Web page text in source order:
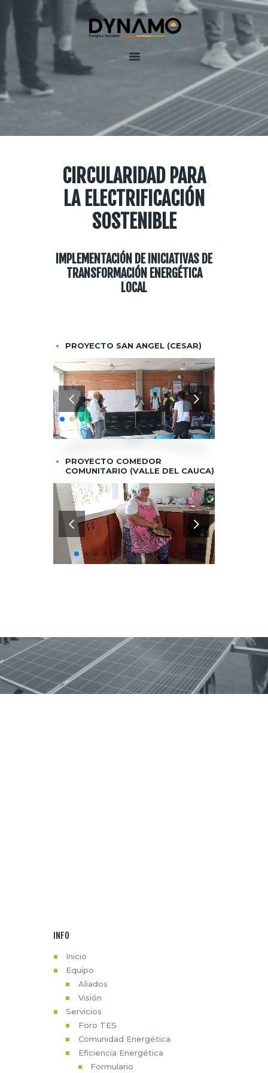
Inicio
Equipo
DynamoLAB
CIRCULARIDAD PARA
LA ELECTRIFICACIÓN
SOSTENIBLE
IMPLEMENTACIÓN DE INICIATIVAS DE
TRANSFORMACIÓN ENERGÉTICA
LOCAL
PROYECTO SAN ANGEL (CESAR)
PROYECTO COMEDOR
COMUNITARIO (VALLE DEL CAUCA)
INFO
Inicio
Equipo
Aliados
Visión
Servicios
Foro TES
Comunidad Energética
Eficiencia Energética
Formulario